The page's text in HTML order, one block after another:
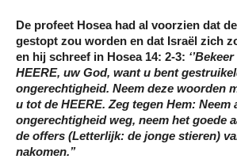
De profeet Hosea had al voorzien dat
gestopt zou worden en dat Israël zich
en hij schreef in Hosea 14: 2-3:
HEERE, uw God, want u bent
ongerechtigheid. Neem deze woorden
u tot de HEERE. Zeg tegen Hem: Neem
ongerechtigheid weg, neem het goede
de offers (Letterlijk: de jonge stieren)
nakomen.’’